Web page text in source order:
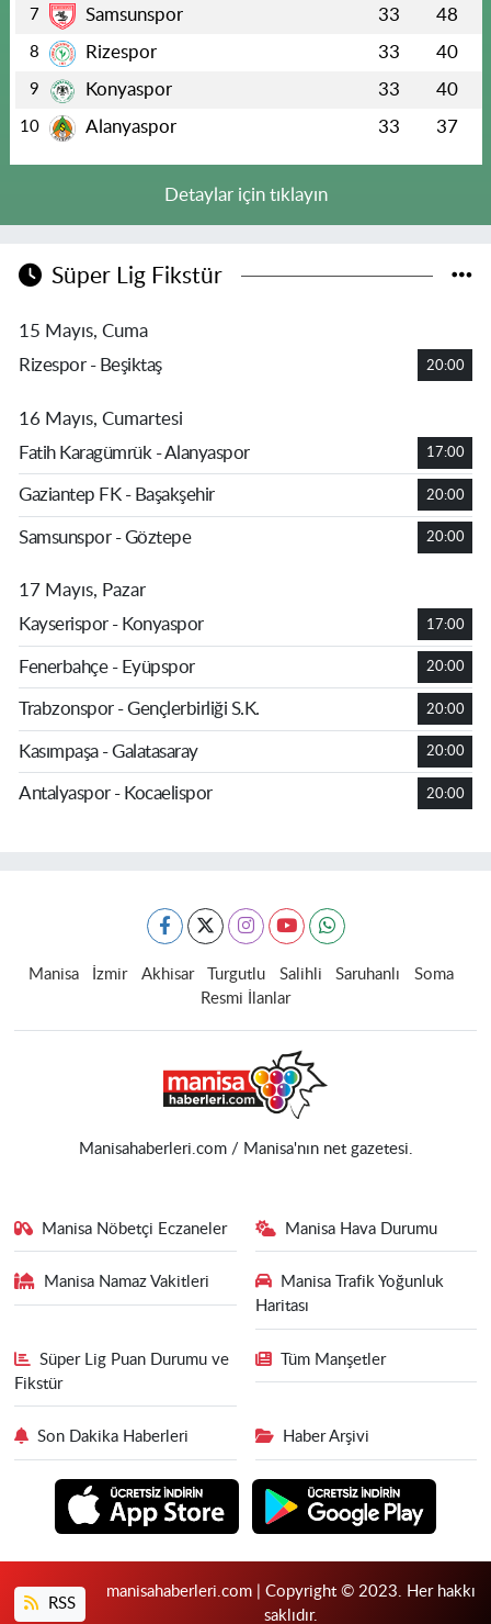
7 Samsunspor 33 48
8 Rizespor 33 40
9 Konyaspor 33 40
10 Alanyaspor 33 37
Detaylar için tıklayın
Süper Lig Fikstür
15 Mayıs, Cuma
Rizespor - Beşiktaş
20:00
16 Mayıs, Cumartesi
Fatih Karagümrük - Alanyaspor
17:00
Gaziantep FK - Başakşehir 20:00
Samsunspor - Göztepe 20:00
17 Mayıs, Pazar
Kayserispor - Konyaspor
17:00
Fenerbahçe - Eyüpspor 20:00
Trabzonspor - Gençlerbirliği S.K. 20:00
Kasımpaşa - Galatasaray 20:00
Antalyaspor - Kocaelispor 20:00
Manisa İzmir Akhisar Turgutlu Salihli Saruhanlı
Soma
Resmi İlanlar
Manisahaberleri.com / Manisa'nın net gazetesi.
Manisa Nöbetçi Eczaneler Manisa Hava Durumu
Manisa Namaz Vakitleri
Manisa Trafik Yoğunluk
Haritası
Süper Lig Puan Durumu ve
Fikstür
Tüm Manşetler
Son Dakika Haberleri Haber Arşivi
RSS
manisahaberleri.com | Copyright © 2023. Her hakkı
saklıdır.